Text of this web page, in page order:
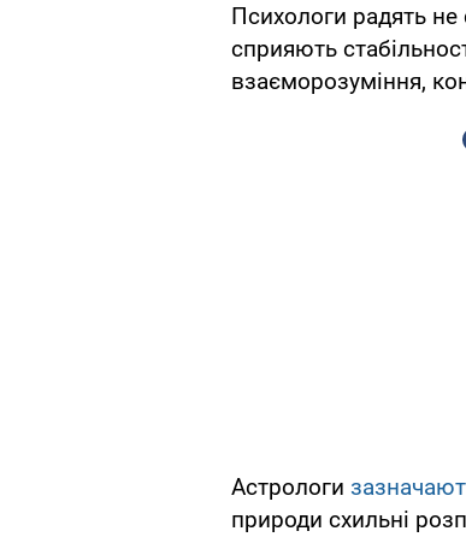
Психологи радять не
сприяють
взаєморозуміння,
Астрологи
природи схильні